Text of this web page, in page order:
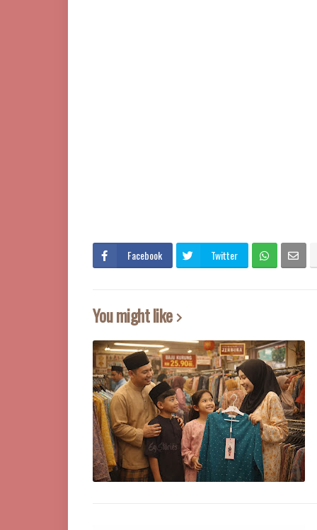
Facebook Twitter
You might like